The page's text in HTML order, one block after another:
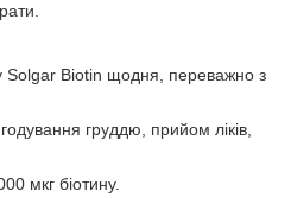
Solgar Biotin щодня, переважно з
груддю, прийом ліків,
мкг біотину.